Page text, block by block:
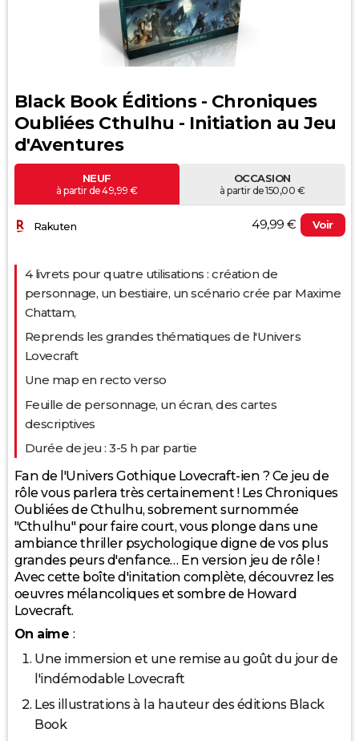
Black Book Éditions - Chroniques
Oubliées Cthulhu - Initiation au Jeu
d'Aventures
NEUF
à partir de 49,99 €
OCCASION
à partir de 150,00 €
Rakuten 49,99 € Voir
4 livrets pour quatre utilisations : création de
personnage, un bestiaire, un scénario crée par Maxime
Chattam,
Reprends les grandes thématiques de l'Univers
Lovecraft
Une map en recto verso
Feuille de personnage, un écran, des cartes
descriptives
Durée de jeu : 3-5 h par partie
Fan de l'Univers Gothique Lovecraft-ien ? Ce jeu de
rôle vous parlera très certainement ! Les Chroniques
Oubliées de Cthulhu, sobrement surnommée
"Cthulhu" pour faire court, vous plonge dans une
ambiance thriller psychologique digne de vos plus
grandes peurs d'enfance… En version jeu de rôle !
Avec cette boîte d'initation complète, découvrez les
oeuvres mélancoliques et sombre de Howard
Lovecraft.
On aime :
Une immersion et une remise au goût du jour de
l'indémodable Lovecraft
Les illustrations à la hauteur des éditions Black
Book